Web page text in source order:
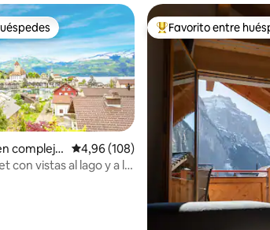
complejo
Calificación promedio: 4,96 de 5.
4,96 (108)
con vistas al lago y a la
Favorito entre los
Favorito entre